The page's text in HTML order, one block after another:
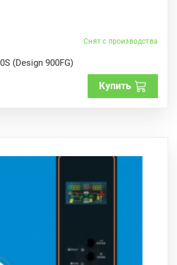
Снят с производства
(Design 900FG)
Купить